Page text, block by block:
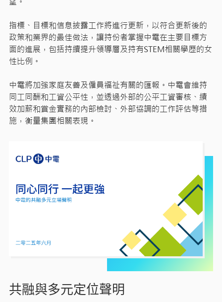
指標、目標和信息披露工作將進行更新，以符合更新後的
政策和業界的最佳做法，讓持份者掌握中電在主要目標方
面的進展，包括持續提升領導層及持有STEM相關學歷的女
性比例。
中電將加強家庭友善及僱員福祉有關的匯報。中電會維持
同工同酬和工資公平性，並透過外部的公平工資審核、績
效加薪和賞金實務的內部檢討、外部協調的工作評估等措
施，衡量集團相關表現。
共融與多元定位聲明